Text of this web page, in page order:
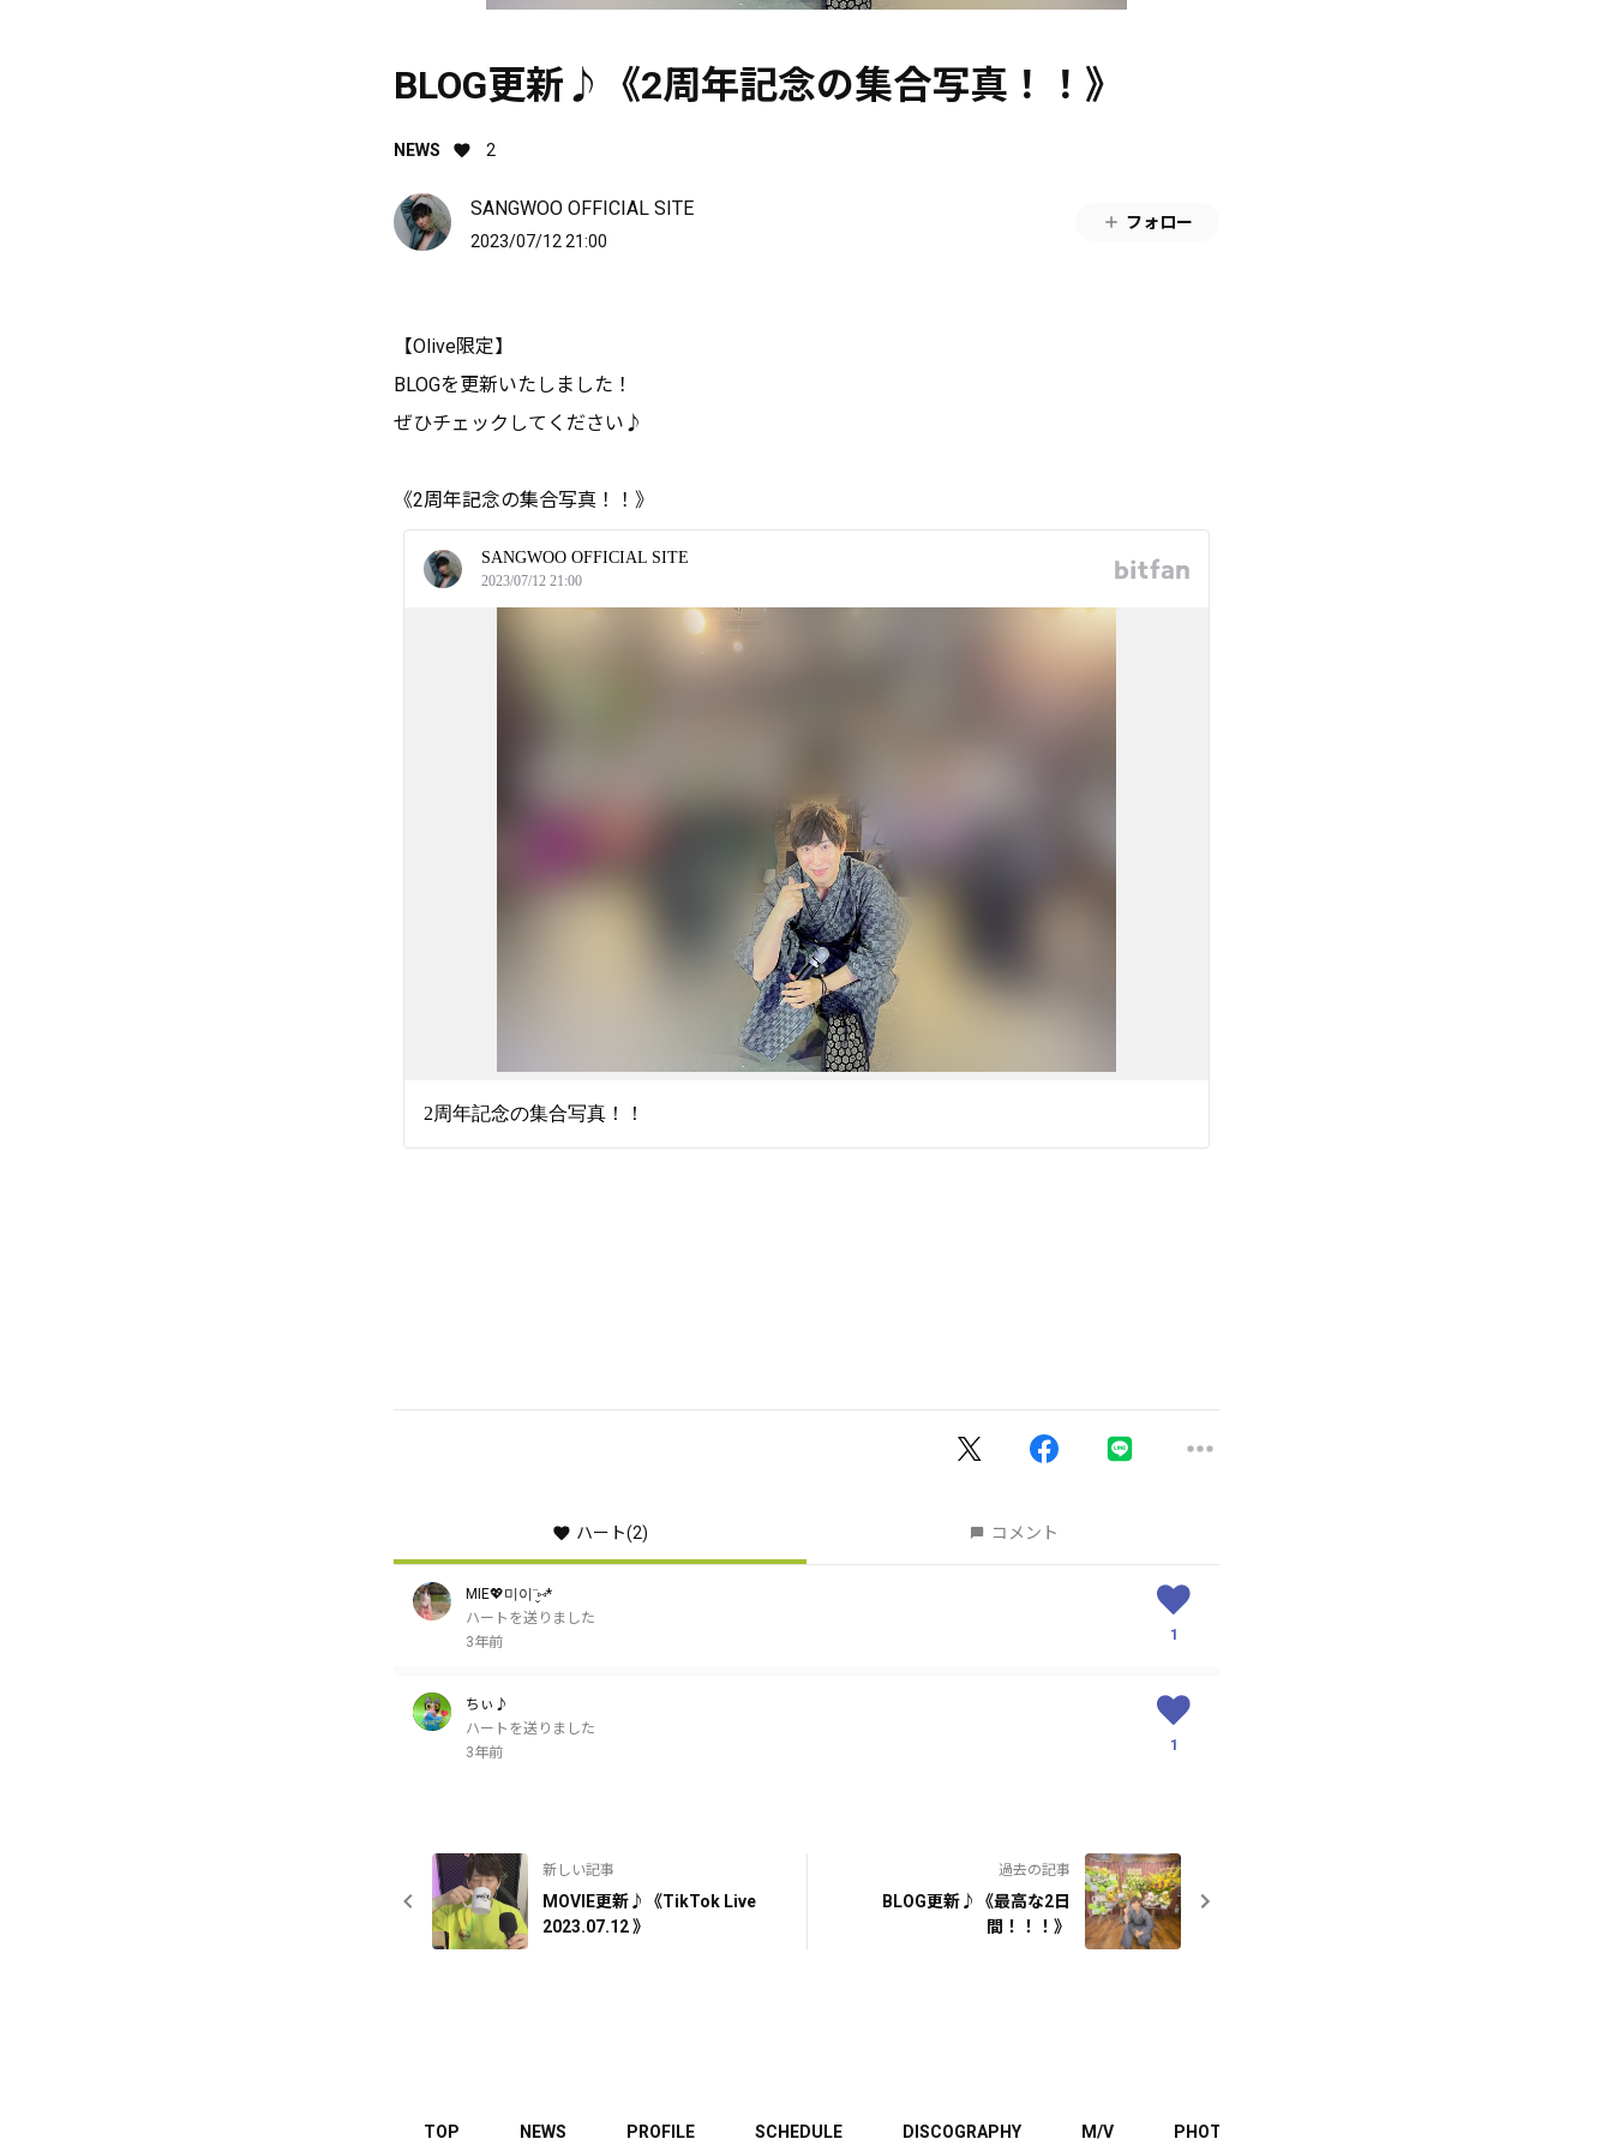
BLOG更新♪《2周年記念の集合写真！！》
NEWS 2
SANGWOO OFFICIAL SITE
2023/07/12 21:00
フォロー
【Olive限定】
BLOGを更新いたしました！
ぜひチェックしてください♪
《2周年記念の集合写真！！》
ハート(2) コメント
MIE💖미이¨̮⑅*
ハートを送りました
3年前
1
ちぃ♪
ハートを送りました
3年前
1
新しい記事
MOVIE更新♪《TikTok Live
2023.07.12 》
過去の記事
BLOG更新♪《最高な2日
間！！！》
TOP NEWS PROFILE SCHEDULE DISCOGRAPHY M/V PHOTO